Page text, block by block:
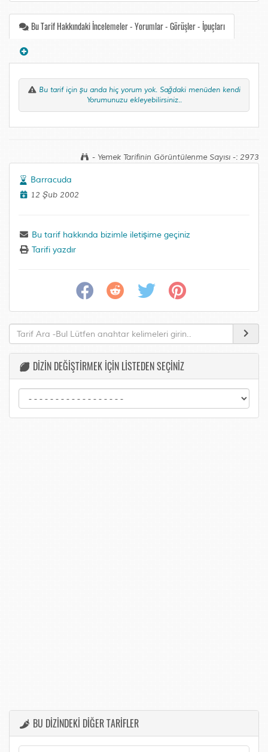
Bu Tarif Hakkındaki İncelemeler - Yorumlar - Görüşler - İpuçları
Bu tarif için şu anda hiç yorum yok. Sağdaki menüden kendi
Yorumunuzu ekleyebilirsiniz..
- Yemek Tarifinin Görüntülenme Sayısı -: 2973
Barracuda
12 Şub 2002
Bu tarif hakkında bizimle iletişime geçiniz
Tarifi yazdır
DİZİN DEĞİŞTİRMEK İÇİN LİSTEDEN SEÇİNİZ
BU DİZİNDEKİ DİĞER TARİFLER